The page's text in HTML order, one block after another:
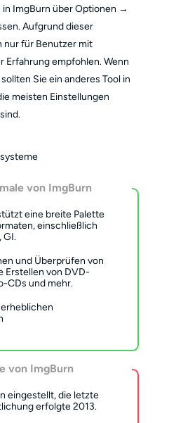
in ImgBurn über Optionen →
Aufgrund dieser
nur für Benutzer mit
empfohlen. Wenn
Sie ein anderes Tool in
meisten Einstellungen
von ImgBurn
eine breite Palette
einschließlich
GI.
und Überprüfen von
Erstellen von DVD-
CDs und mehr.
von ImgBurn
eingestellt, die letzte
erfolgte 2013.